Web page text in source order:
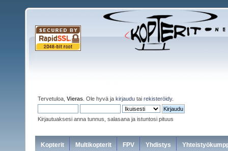
Tervetuloa, Vieras . Ole hyvä ja kirjaudu tai rekisteröidy.
Kirjautuaksesi anna tunnus, salasana ja istuntosi pituus
Kopterit Multikopterit FPV Yhdistys